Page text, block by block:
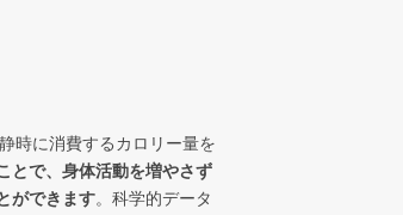
時に消費するカロリー量を
とで、身体活動を増やさず
ができます。科学的データ